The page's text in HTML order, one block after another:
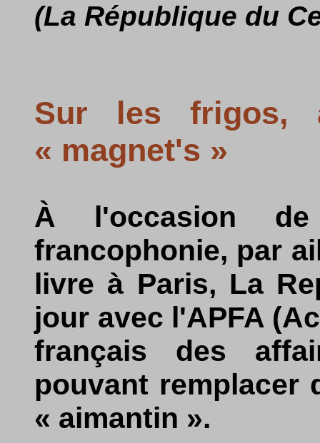
(La République du
Sur les frigos,
« magnet's »
À l'occasion
francophonie, par
livre à Paris, La
jour avec l'APFA
français des
pouvant remplacer
« aimantin ».